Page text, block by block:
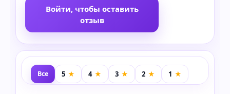
Войти, чтобы оставить
отзыв
Все